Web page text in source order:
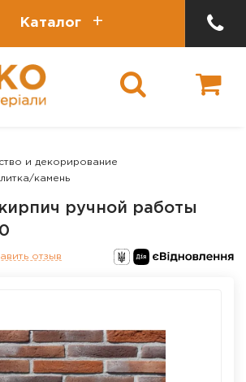
Каталог
и декорирование
камень
ручной работы
отзыв